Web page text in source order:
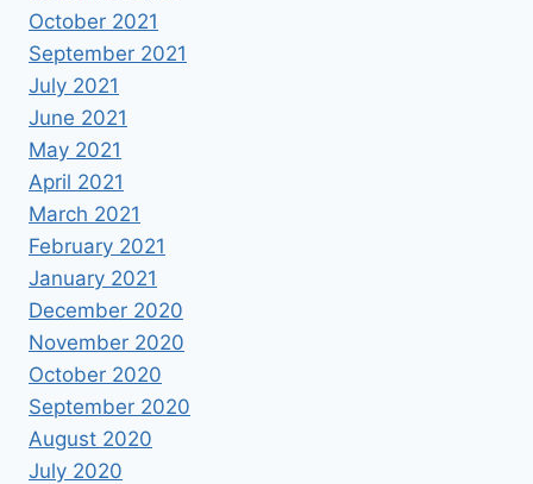
October 2021
September 2021
July 2021
June 2021
May 2021
April 2021
March 2021
February 2021
January 2021
December 2020
November 2020
October 2020
September 2020
August 2020
July 2020